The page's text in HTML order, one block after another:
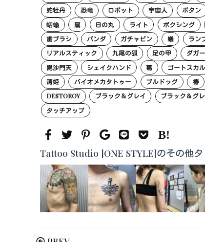
蛇牡丹
恐竜 ロボット 宇宙人 ボタン
蛞蝓
扇 日の丸 ライト ボクシング
歯ブラシ
パンダ ガチャピン 蟻 ラン
リアルスティック
九尾の狐 足の甲 ダガ
毘沙門天
シェイクハンド 葛 ゴートスカル
清姫
バイオメカタトゥー ブルドッグ 椿
DESTOROY
ブラック＆グレイ ブラック＆グ
タッチアップ
Tattoo Studio [ONE STYLE]のその他